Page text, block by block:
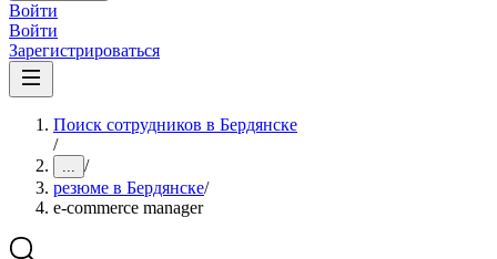
Войти
Войти
Зарегистрироваться
Поиск сотрудников в Бердянске
/
... /
резюме в Бердянске/
e-commerce manager